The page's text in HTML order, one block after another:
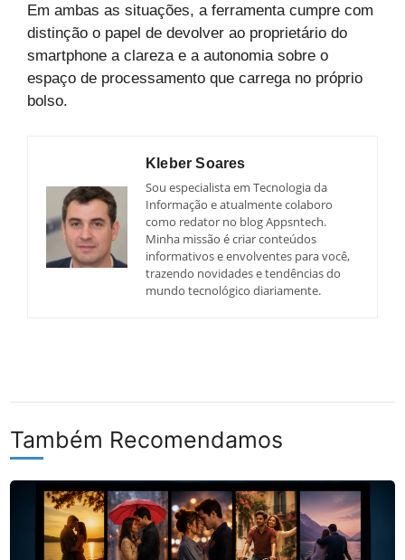
Em ambas as situações, a ferramenta cumpre com
distinção o papel de devolver ao proprietário do
smartphone a clareza e a autonomia sobre o
espaço de processamento que carrega no próprio
bolso.
Kleber Soares
Sou especialista em Tecnologia da
Informação e atualmente colaboro
como redator no blog Appsntech.
Minha missão é criar conteúdos
informativos e envolventes para você,
trazendo novidades e tendências do
mundo tecnológico diariamente.
Também Recomendamos